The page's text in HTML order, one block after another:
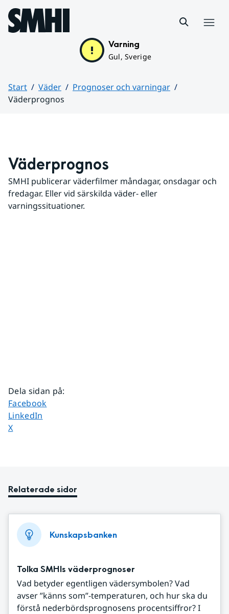
Hoppa till sidans innehåll
Varning
Gul, Sverige
Start Väder
Prognoser och varningar
Väderprognos
Väderprognos
SMHI publicerar väderfilmer måndagar, onsdagar och
fredagar. Eller vid särskilda väder- eller
varningssituationer.
Dela sidan på:
Dela sidan på
Facebook
Dela sidan på
LinkedIn
Dela sidan på
X
Relaterade sidor
Kunskapsbanken
Tolka SMHIs väderprognoser
Vad betyder egentligen vädersymbolen? Vad
avser ”känns som”-temperaturen, och hur ska du
förstå nederbördsprognosens procentsiffror? I